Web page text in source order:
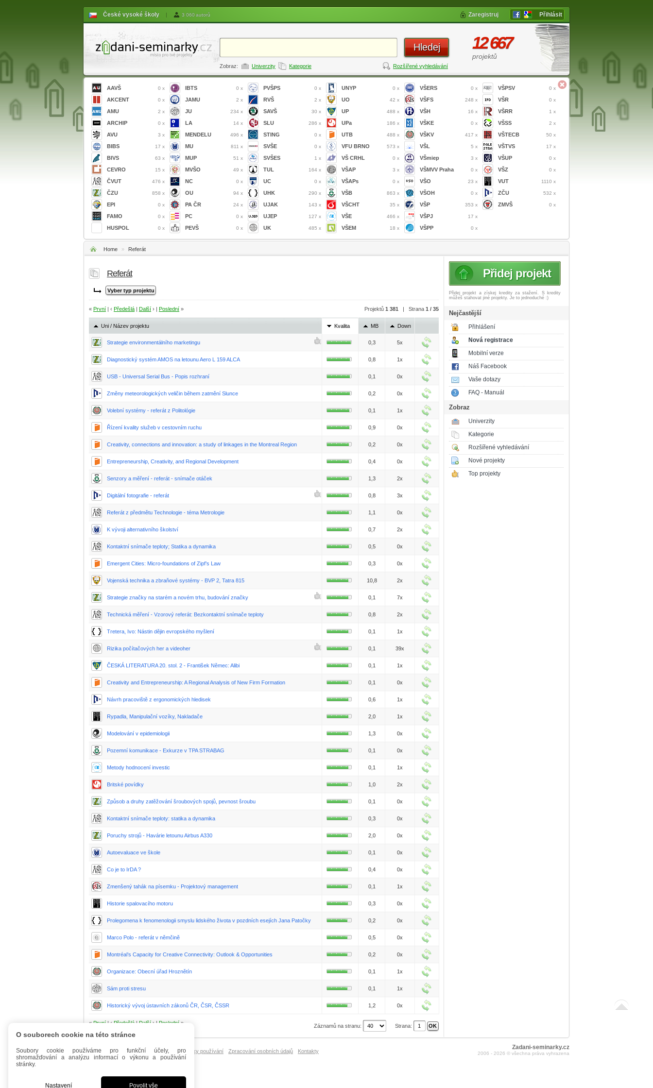
České vysoké školy | 3 060 autorů Zaregistruj Přihlásit
Hledej
Zobraz: Univerzity Kategorie Rozšířené vyhledávání
12 667
projektů
AAVŠ 0 x
AKCENT 0 x
AMU 2 x
ARCHIP 0 x
AVU 3 x
BIBS 17 x
BIVS 63 x
CEVRO 15 x
ČVUT 476 x
ČZU 858 x
EPI 0 x
FAMO 0 x
HUSPOL 0 x
IBTS 0 x
JAMU 2 x
JU 234 x
LA 14 x
MENDELU 496 x
MU 811 x
MUP 51 x
MVŠO 49 x
NC 0 x
OU 94 x
PA ČR 24 x
PC 0 x
PEVŠ 0 x
PVŠPS 0 x
RVŠ 2 x
SAVŠ 30 x
SLU 286 x
STING 0 x
SVŠE 0 x
SVŠES 1 x
TUL 164 x
UC 0 x
UHK 290 x
UJAK 143 x
UJEP 127 x
UK 485 x
UNYP 0 x
UO 42 x
UP 488 x
UPa 186 x
UTB 488 x
VFU BRNO 573 x
VŠ CRHL 0 x
VŠAP 3 x
VŠAPs 0 x
VŠB 863 x
VŠCHT 35 x
VŠE 466 x
VŠEM 18 x
VŠERS 0 x
VŠFS 248 x
VŠH 16 x
VŠKE 0 x
VŠKV 417 x
VŠL 5 x
VŠmiep 3 x
VŠMVV Praha 0 x
VŠO 23 x
VŠOH 0 x
VŠP 353 x
VŠPJ 17 x
VŠPP 0 x
VŠPSV 0 x
VŠR 0 x
VŠRR 1 x
VŠSS 2 x
VŠTECB 50 x
VŠTVS 17 x
VŠUP 0 x
VŠZ 0 x
VUT 1110 x
ZČU 532 x
ZMVŠ 0 x
Home » Referát
Referát
« První | ‹ Předešlá Další › | Poslední » Projektů 1 381 | Strana 1 / 35
Uni / Název projektu Kvalita MB Down
Strategie environmentálního marketingu 0,3 5x
Diagnostický systém AMOS na letounu Aero L 159 ALCA 0,8 1x
USB - Universal Serial Bus - Popis rozhraní 0,1 0x
Změny meteorologických veličin během zatmění Slunce 0,2 0x
Volební systémy - referát z Politológie 0,1 1x
Řízení kvality služeb v cestovním ruchu 0,9 0x
Creativity, connections and innovation: a study of linkages in the Montreal Region 0,2 0x
Entrepreneurship, Creativity, and Regional Development 0,4 0x
Senzory a měření - referát - snímače otáček 1,3 2x
Digitální fotografie - referát 0,8 3x
Referát z předmětu Technologie - téma Metrologie 1,1 0x
K vývoji alternativního školství 0,7 2x
Kontaktní snímače teploty; Statika a dynamika 0,5 0x
Emergent Cities: Micro-foundations of Zipf’s Law 0,3 0x
Vojenská technika a zbraňové systémy - BVP 2, Tatra 815 10,8 2x
Strategie značky na starém a novém trhu, budování značky 0,1 7x
Technická měření - Vzorový referát: Bezkontaktní snímače teploty 0,8 2x
Tretera, Ivo: Nástin dějin evropského myšlení 0,1 1x
Rizika počítačových her a videoher 0,1 39x
ČESKÁ LITERATURA 20. stol. 2 - František Němec: Alibi 0,1 1x
Creativity and Entrepreneurship: A Regional Analysis of New Firm Formation 0,1 0x
Návrh pracoviště z ergonomických hledisek 0,6 1x
Rypadla, Manipulační vozíky, Nakladače 2,0 1x
Modelování v epidemiologii 1,3 0x
Pozemní komunikace - Exkurze v TPA STRABAG 0,1 0x
Metody hodnocení investic 0,1 1x
Britské povídky 1,0 2x
Způsob a druhy zatěžování šroubových spojů, pevnost šroubu 0,1 0x
Kontaktní snímače teploty: statika a dynamika 0,3 0x
Poruchy strojů - Havárie letounu Airbus A330 2,0 0x
Autoevaluace ve škole 0,1 0x
Co je to IrDA ? 0,4 0x
Zmenšený tahák na písemku - Projektový management 0,1 1x
Historie spalovacího motoru 0,3 0x
Prolegomena k fenomenologii smyslu lidského života v pozdních esejích Jana Patočky 0,2 0x
Marco Polo - referát v němčině 0,5 0x
Montréal’s Capacity for Creative Connectivity: Outlook & Opportunities 0,2 0x
Organizace: Obecní úřad Hroznětín 0,1 1x
Sám proti stresu 0,1 1x
Historický vývoj ústavních zákonů ČR, ČSR, ČSSR 1,2 0x
« První | ‹ Předešlá | Další › | Poslední » Záznamů na stranu: Strana:
Přidej projekt
Přidej projekt a získej
kredity za stažení. S kredity
můžeš stahovat jiné projekty. Je to jednoduché :)
Nejčastější
Přihlášení
Nová registrace
Mobilní verze
Náš Facebook
Vaše dotazy
FAQ - Manuál
Zobraz
Univerzity
Kategorie
Rozšířené vyhledávání
Nové projekty
Top projekty
Úvod Mobilní verze FAQ - Manuál Podmínky používání Zpracování osobních údajů Kontakty
Zadani-seminarky.cz
2006 - 2026 © všechna práva vyhrazena
O souborech cookie na této stránce
Soubory cookie používáme pro funkční účely, pro
shromažďování a analýzu informací o výkonu a používání
stránky.
Nastavení Povolit vše